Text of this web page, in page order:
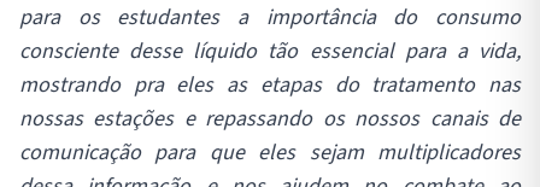
para os estudantes a importância do consumo
consciente desse líquido tão essencial para a vida,
mostrando pra eles as etapas do tratamento nas
nossas estações e repassando os nossos canais de
comunicação para que eles sejam multiplicadores